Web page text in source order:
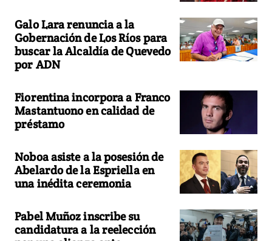
Galo Lara renuncia a la
Gobernación de Los Ríos para
buscar la Alcaldía de Quevedo
por ADN
Fiorentina incorpora a Franco
Mastantuono en calidad de
préstamo
Noboa asiste a la posesión de
Abelardo de la Espriella en
una inédita ceremonia
Pabel Muñoz inscribe su
candidatura a la reelección